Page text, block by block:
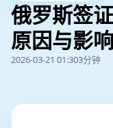
俄罗斯签
原因与影响
2026-03-21 01:303分钟